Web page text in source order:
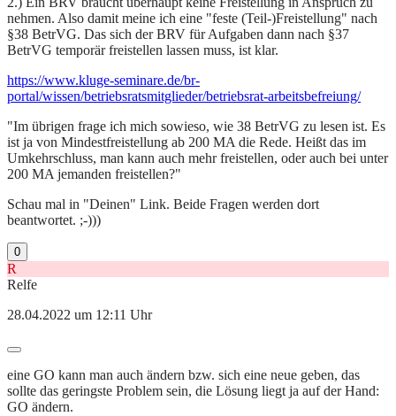
nehmen. Also damit meine ich eine "feste (Teil-)Freistellung" nach
§38 BetrVG. Das sich der BRV für Aufgaben dann nach §37
BetrVG temporär freistellen lassen muss, ist klar.
https://www.kluge-seminare.de/br-
portal/wissen/betriebsratsmitglieder/betriebsrat-arbeitsbefreiung/
"Im übrigen frage ich mich sowieso, wie 38 BetrVG zu lesen ist. Es
ist ja von Mindestfreistellung ab 200 MA die Rede. Heißt das im
Umkehrschluss, man kann auch mehr freistellen, oder auch bei unter
200 MA jemanden freistellen?"
Schau mal in "Deinen" Link. Beide Fragen werden dort
beantwortet. ;-)))
0
R
Relfe
28.04.2022 um 12:11 Uhr
eine GO kann man auch ändern bzw. sich eine neue geben, das
sollte das geringste Problem sein, die Lösung liegt ja auf der Hand:
GO ändern.